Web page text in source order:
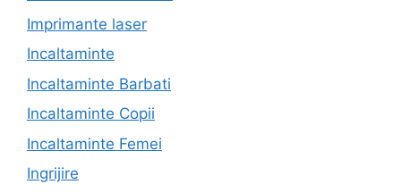
Imprimante laser
Incaltaminte
Incaltaminte Barbati
Incaltaminte Copii
Incaltaminte Femei
Ingrijire